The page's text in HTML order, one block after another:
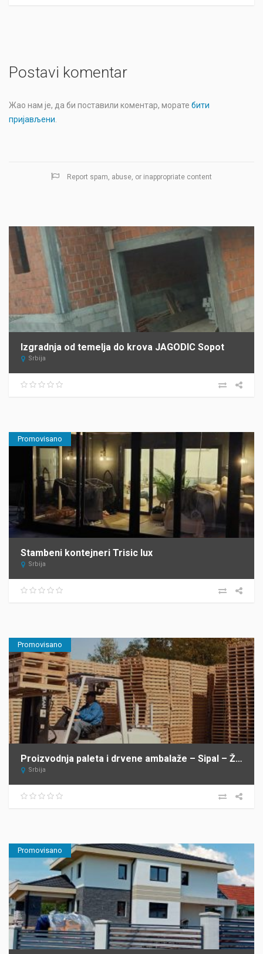
Postavi komentar
Жао нам је, да би поставили коментар, морате бити
пријављени
Report spam, abuse, or inappropriate content
Izgradnja od temelja do krova JAGODIC Sopot
Srbija
Promovisano
Stambeni kontejneri Trisic lux
Srbija
Promovisano
Proizvodnja paleta i drvene ambalaže – Sipal – Žabalj
Srbija
Promovisano